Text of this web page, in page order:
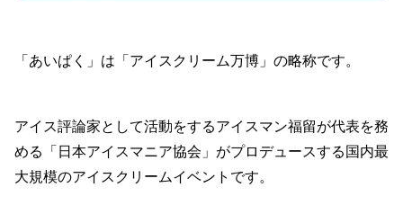
「あいぱく」は「アイスクリーム万博」の略称です。
アイス評論家として活動をするアイスマン福留が代表を務
める「日本アイスマニア協会」がプロデュースする国内最
大規模のアイスクリームイベントです。